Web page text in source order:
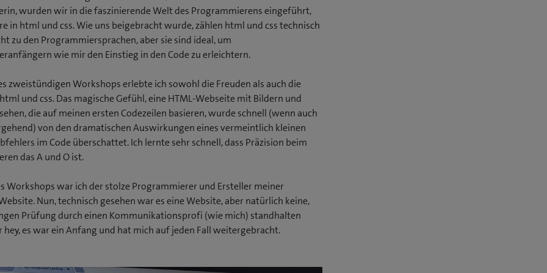
e
t
e
i
n
e
u
e
s
F
n
s
t
e
e
t
e
i
n
e
u
e
s
n
s
t
e
wurden wir in die faszinierende Welt des Programmierens eingeführt,
in html und css. Wie uns beigebracht wurde, zählen html und css technisch
zu den Programmiersprachen, aber sie sind ideal, um
wie mir den Einstieg in den Code zu erleichtern.
zweistündigen Workshops erlebte ich sowohl die Freuden als auch die
und css. Das magische Gefühl, eine HTML-Webseite mit Bildern und
die auf meinen ersten Codezeilen basieren, wurde schnell (wenn auch
von den dramatischen Auswirkungen eines vermeintlich kleinen
im Code überschattet. Ich lernte sehr schnell, dass Präzision beim
das A und O ist.
Workshops war ich der stolze Programmierer und Ersteller meiner
Nun, technisch gesehen war es eine Website, aber natürlich keine,
Prüfung durch einen Kommunikationsprofi (wie mich) standhalten
hey, es war ein Anfang und hat mich auf jeden Fall weitergebracht.